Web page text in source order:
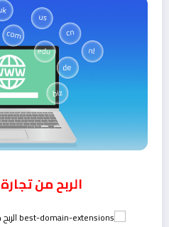
الربح من